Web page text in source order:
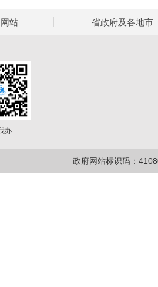
站 省政府及各地市
办
政府网站标识码：